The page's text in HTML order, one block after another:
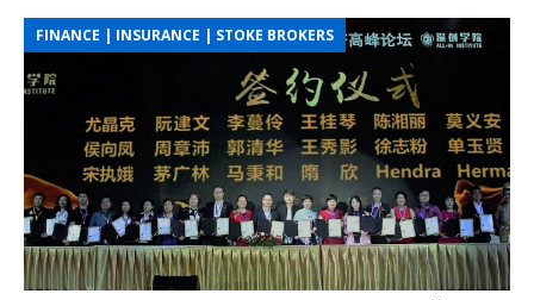
FINANCE | INSURANCE | STOKE BROKERS